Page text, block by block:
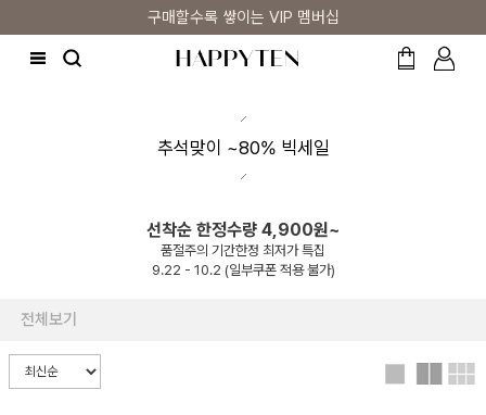
구매할수록 쌓이는 VIP 멤버십
추석맞이 ~80% 빅세일
선착순 한정수량 4,900원~
품절주의 기간한정 최저가 특집
9.22 - 10.2 (일부쿠폰 적용 불가)
전체보기